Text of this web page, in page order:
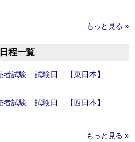
もっと見る »
程一覧
者試験 試験日 【東日本】
者試験 試験日 【西日本】
もっと見る »